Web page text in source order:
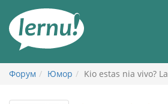
содержанию
Форум Юмор Kio estas nia vivo?